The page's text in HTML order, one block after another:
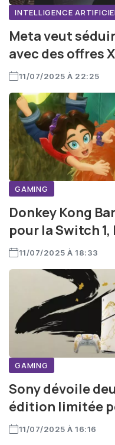
INTELLIGENCE
Meta veut
avec des offres
11/07/2025 À 22:25
GAMING
Donkey Kong
pour la Switch
11/07/2025 À 18:33
GAMING
Sony dévoile
édition limitée
11/07/2025 À 16:16